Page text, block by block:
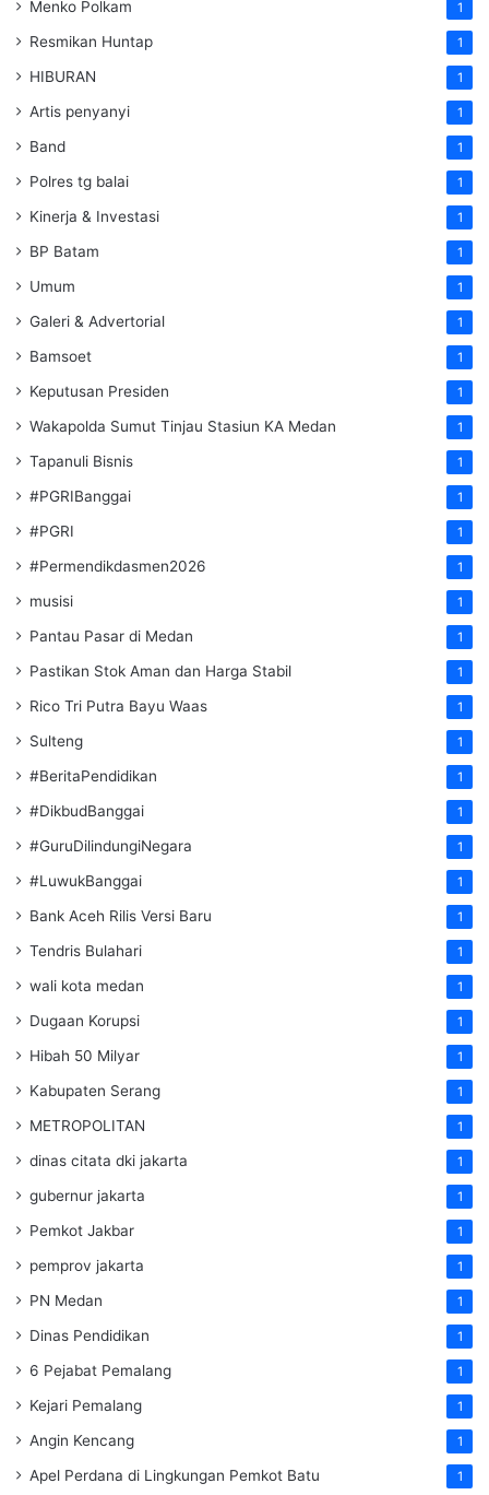
Menko Polkam 1
Resmikan Huntap 1
HIBURAN 1
Artis penyanyi 1
Band 1
Polres tg balai 1
Kinerja & Investasi 1
BP Batam 1
Umum 1
Galeri & Advertorial 1
Bamsoet 1
Keputusan Presiden 1
Wakapolda Sumut Tinjau Stasiun KA Medan 1
Tapanuli Bisnis 1
#PGRIBanggai 1
#PGRI 1
#Permendikdasmen2026 1
musisi 1
Pantau Pasar di Medan 1
Pastikan Stok Aman dan Harga Stabil 1
Rico Tri Putra Bayu Waas 1
Sulteng 1
#BeritaPendidikan 1
#DikbudBanggai 1
#GuruDilindungiNegara 1
#LuwukBanggai 1
Bank Aceh Rilis Versi Baru 1
Tendris Bulahari 1
wali kota medan 1
Dugaan Korupsi 1
Hibah 50 Milyar 1
Kabupaten Serang 1
METROPOLITAN 1
dinas citata dki jakarta 1
gubernur jakarta 1
Pemkot Jakbar 1
pemprov jakarta 1
PN Medan 1
Dinas Pendidikan 1
6 Pejabat Pemalang 1
Kejari Pemalang 1
Angin Kencang 1
Apel Perdana di Lingkungan Pemkot Batu 1